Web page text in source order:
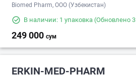
Biomed Pharm, OOO (Узбекистан)
В наличии: 1 упаковка (Обновлено
249 000 сум
ERKIN-MED-PHARM